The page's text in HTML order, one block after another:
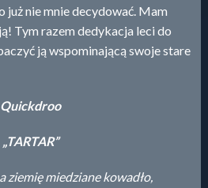
już nie mnie decydować. Mam
Tym razem dedykacja leci do
ją wspominającą swoje stare
Quickdroo
„TARTAR”
ziemię miedziane kowadło,